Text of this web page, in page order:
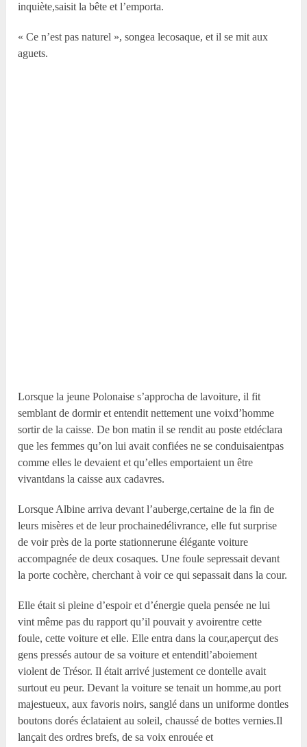
inquiète,saisit la bête et l’emporta.
« Ce n’est pas naturel », songea lecosaque, et il se mit aux
aguets.
Lorsque la jeune Polonaise s’approcha de lavoiture, il fit
semblant de dormir et entendit nettement une voixd’homme
sortir de la caisse. De bon matin il se rendit au poste etdéclara
que les femmes qu’on lui avait confiées ne se conduisaientpas
comme elles le devaient et qu’elles emportaient un être
vivantdans la caisse aux cadavres.
Lorsque Albine arriva devant l’auberge,certaine de la fin de
leurs misères et de leur prochainedélivrance, elle fut surprise
de voir près de la porte stationnerune élégante voiture
accompagnée de deux cosaques. Une foule sepressait devant
la porte cochère, cherchant à voir ce qui sepassait dans la cour.
Elle était si pleine d’espoir et d’énergie quela pensée ne lui
vint même pas du rapport qu’il pouvait y avoirentre cette
foule, cette voiture et elle. Elle entra dans la cour,aperçut des
gens pressés autour de sa voiture et entenditl’aboiement
violent de Trésor. Il était arrivé justement ce dontelle avait
surtout eu peur. Devant la voiture se tenait un homme,au port
majestueux, aux favoris noirs, sanglé dans un uniforme dontles
boutons dorés éclataient au soleil, chaussé de bottes vernies.Il
lançait des ordres brefs, de sa voix enrouée et